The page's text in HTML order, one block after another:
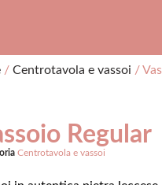
/ Centrotavola e vassoi /
Regular
Centrotavola e vassoi